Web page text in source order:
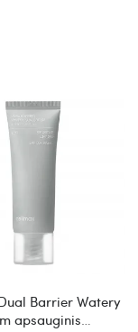
Barrier Watery
apsauginis